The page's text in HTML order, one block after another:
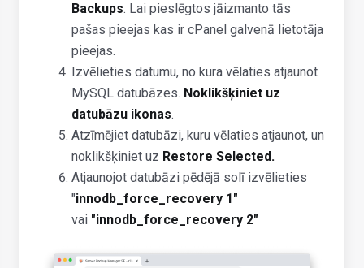
Backups. Lai pieslēgtos jāizmanto tās
pašas pieejas kas ir cPanel galvenā lietotāja
pieejas.
Izvēlieties datumu, no kura vēlaties atjaunot
MySQL datubāzes. Noklikšķiniet uz
datubāzu ikonas.
Atzīmējiet datubāzi, kuru vēlaties atjaunot, un
noklikšķiniet uz Restore Selected.
Atjaunojot datubāzi pēdējā solī izvēlieties
"innodb_force_recovery 1"
vai "innodb_force_recovery 2"